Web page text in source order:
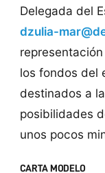
Delegada del
dzulia-
los fondos del
destinados a
posibilidades
unos pocos
CARTA MODELO